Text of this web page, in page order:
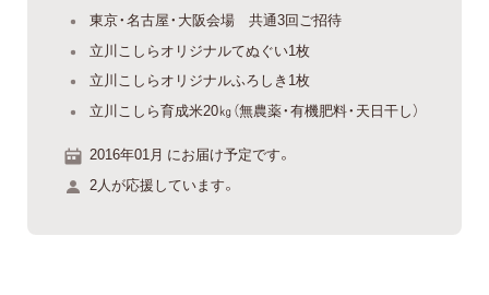
東京・名古屋・大阪会場 共通3回ご招待
立川こしらオリジナルてぬぐい1枚
立川こしらオリジナルふろしき1枚
立川こしら育成米20㎏（無農薬・有機肥料・天日干し）
2016年01月 にお届け予定です。
2人が応援しています。